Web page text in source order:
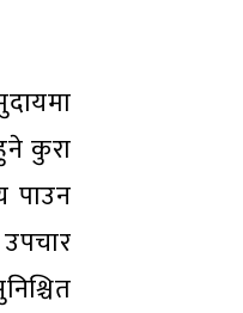
कुरा
पाउन